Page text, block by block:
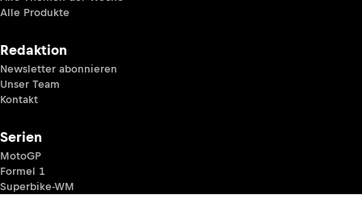
Alle Produkte
Redaktion
Newsletter abonnieren
Unser Team
Kontakt
Serien
MotoGP
Formel 1
Superbike-WM